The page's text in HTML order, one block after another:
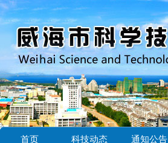
首页 科技动态 通知公告